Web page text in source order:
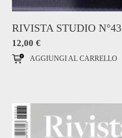
RIVISTA STUDIO N°43
12,00 €
AGGIUNGI AL CARRELLO